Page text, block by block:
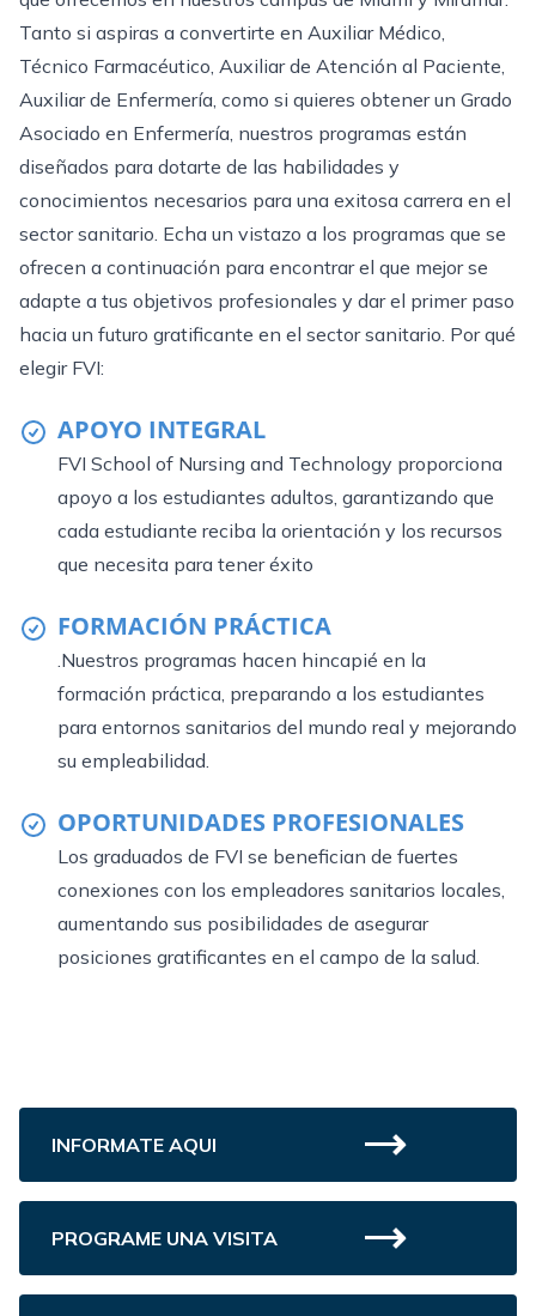
Tanto si aspiras a convertirte en Auxiliar Médico,
Técnico Farmacéutico, Auxiliar de Atención al Paciente,
Auxiliar de Enfermería, como si quieres obtener un Grado
Asociado en Enfermería, nuestros programas están
diseñados para dotarte de las habilidades y
conocimientos necesarios para una exitosa carrera en el
sector sanitario. Echa un vistazo a los programas que se
ofrecen a continuación para encontrar el que mejor se
adapte a tus objetivos profesionales y dar el primer paso
hacia un futuro gratificante en el sector sanitario. Por qué
elegir FVI:
APOYO INTEGRAL
FVI School of Nursing and Technology proporciona
apoyo a los estudiantes adultos, garantizando que
cada estudiante reciba la orientación y los recursos
que necesita para tener éxito
FORMACIÓN PRÁCTICA
.Nuestros programas hacen hincapié en la
formación práctica, preparando a los estudiantes
para entornos sanitarios del mundo real y mejorando
su empleabilidad.
OPORTUNIDADES PROFESIONALES
Los graduados de FVI se benefician de fuertes
conexiones con los empleadores sanitarios locales,
aumentando sus posibilidades de asegurar
posiciones gratificantes en el campo de la salud.
INFORMATE AQUI
PROGRAME UNA VISITA